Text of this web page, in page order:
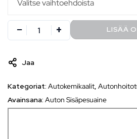
LISÄÄ
Jaa
Kategoriat: Autokemikaalit,
Avainsana: Auton Sisäpesuaine